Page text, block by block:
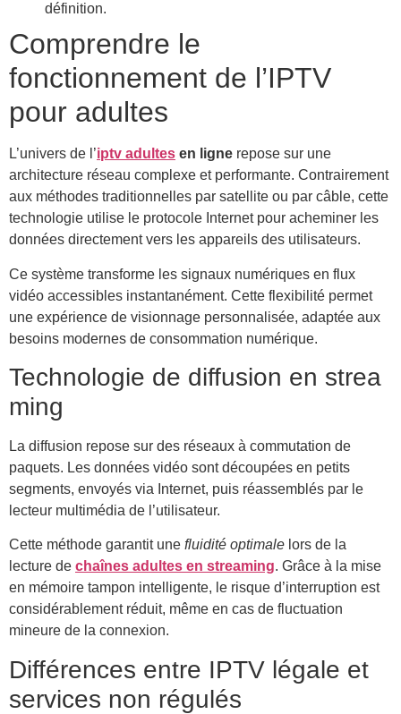
définition.
Comprendre le
fonctionnement de l’IPTV
pour adultes
L’univers de l’iptv adultes en ligne repose sur une
architecture réseau complexe et performante. Contrairement
aux méthodes traditionnelles par satellite ou par câble, cette
technologie utilise le protocole Internet pour acheminer les
données directement vers les appareils des utilisateurs.
Ce système transforme les signaux numériques en flux
vidéo accessibles instantanément. Cette flexibilité permet
une expérience de visionnage personnalisée, adaptée aux
besoins modernes de consommation numérique.
Technologie de diffusion en strea
ming
La diffusion repose sur des réseaux à commutation de
paquets. Les données vidéo sont découpées en petits
segments, envoyés via Internet, puis réassemblés par le
lecteur multimédia de l’utilisateur.
Cette méthode garantit une fluidité optimale lors de la
lecture de chaînes adultes en streaming. Grâce à la mise
en mémoire tampon intelligente, le risque d’interruption est
considérablement réduit, même en cas de fluctuation
mineure de la connexion.
Différences entre IPTV légale et
services non régulés